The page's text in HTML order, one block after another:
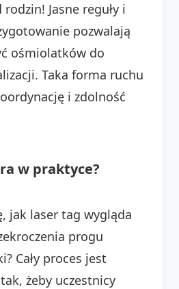
Jasne reguły i
pozwalają
ośmiolatków do
Taka forma ruchu
i zdolność
w praktyce?
jak laser tag wygląda
progu
Cały proces jest
żeby uczestnicy